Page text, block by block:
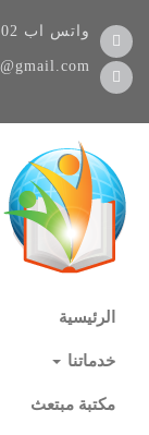
واتس اب
الرئيسية
خدماتنا
مكتبة مبتعث